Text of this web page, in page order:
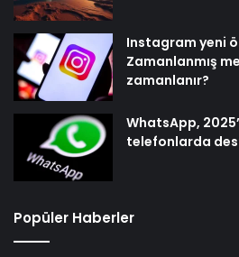
Instagram yeni
Zamanlanmış
zamanlanır?
WhatsApp,
telefonlarda
Popüler Haberler